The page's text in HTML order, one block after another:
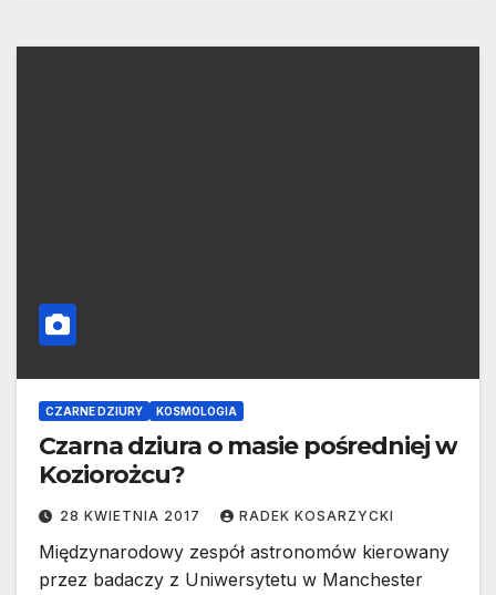
CZARNE DZIURY KOSMOLOGIA
Czarna dziura o masie pośredniej w
Koziorożcu?
28 KWIETNIA 2017 RADEK KOSARZYCKI
Międzynarodowy zespół astronomów kierowany
przez badaczy z Uniwersytetu w Manchester